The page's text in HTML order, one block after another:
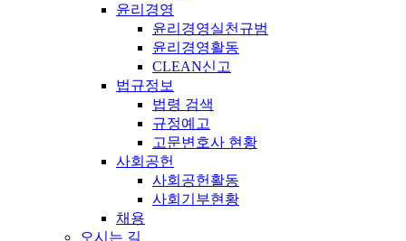
윤리경영
윤리경영실천규범
윤리경영활동
CLEAN신고
법규정보
법령 검색
규정예고
고문변호사 현황
사회공헌
사회공헌활동
사회기부현황
채용
오시는 길